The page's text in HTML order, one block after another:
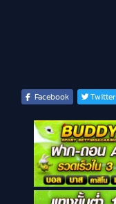
Facebook Twitter